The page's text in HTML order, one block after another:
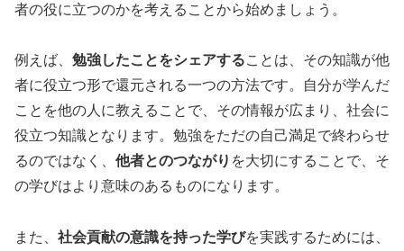
者の役に立つのかを考えることから始めましょう。
例えば、 勉強したことをシェアすることは、その知識が他
者に役立つ形で還元される一つの方法です。自分が学んだ
ことを他の人に教えることで、その情報が広まり、社会に
役立つ知識となります。勉強をただの自己満足で終わらせ
るのではなく、 他者とのつながり を大切にすることで、そ
の学びはより意味のあるものになります。
また、 社会貢献の意識を持った学びを実践するためには、